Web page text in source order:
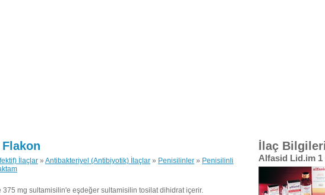
İlaçlar » Antibakteriyel (Antibiyotik) İlaçlar » Penisilinler » Penisilinli
375 mg sultamisilin'e eşdeğer sultamisilin tosilat dihidrat içerir.
İlaç Bilgileri
Alfasid Lid.im 1